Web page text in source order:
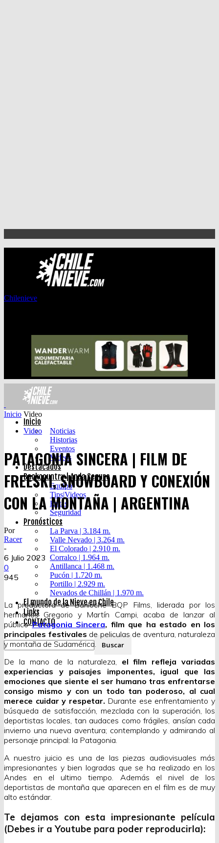
Chilenieve
Inicio
Noticias
Historias
Eventos
Videos
Destacados
Backcountry | Anda Seguro
Equipo
Tips|Videos
Rutas
Seguridad
Pronósticos
La Parva | 3.184 m.
Valle Nevado | 3.264 m.
El Colorado | 2.910 m.
Corralco | 1.964 m.
Antillanca | 1.468 m.
Pucón | 1.720 m.
Portillo | 2.929 m.
Nevados de Chillán | 1.970 m.
El mundo de la Nieve en Chile
Links
CONTACTO
Inicio Video
Video
PATAGONIA SINCERA | FILM DE
FREESKI, SNOWBOARD Y CONEXIÓN
CON LA MONTAÑA | ARGENTINA
Por
Racer
-
6 Julio 2023
0
945
La productora de Bariloche BQP Films, liderada por los
hermanos Gregorio y Martín Campi, acaba de lanzar al
público Patagonia Sincera, film que ha estado en los
principales festivales de peliculas de aventura, naturaleza
y montaña de Sudamérica.
De la mano de la naturaleza, el film refleja variadas
experiencias y paisajes imponentes, igual que las
emociones que siente el ser humano tras enfrentarse
consigo mismo y con un todo tan poderoso, al cual
merece cuidar y respetar. Durante ese enfrentamiento y
búsqueda de satisfacción, mezclada con la superación, los
deportistas locales, tan audaces como frágiles, ansían cada
invierno una nueva aventura; contemplando y admirando al
personaje principal: la Patagonia.
A nuestro juicio es una de las piezas audiovisuales más
impresionantes y bien logradas que se ha realizado en los
Andes en el ultimo tiempo. Además el nivel de los
deportistas de montaña que aparecen en el film es de muy
alto estándar.
Te dejamos con esta impresionante película
(Debes ir a Youtube para poder reproducirla):